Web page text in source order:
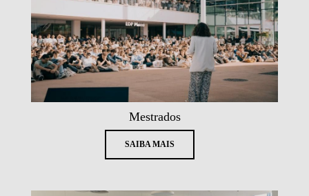
Mestrados
SAIBA MAIS